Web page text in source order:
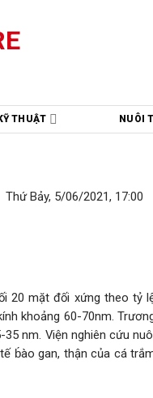
THUẬT NUÔI
Thứ Bảy, 5/06/2021, 17:00
20 mặt đối xứng theo tỷ
khoảng 60-70nm.
nm. Viện nghiên cứu
b́ào gan, thận của cá